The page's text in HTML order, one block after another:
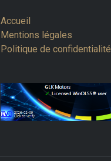
Accueil
Mentions légales
Politique de confidentialité